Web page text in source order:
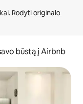
Rodyti originalo
būstą į Airbnb